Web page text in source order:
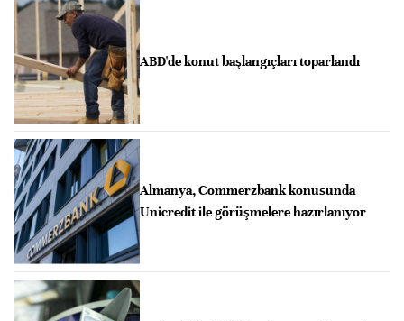
ABD'de konut başlangıçları toparlandı
Almanya, Commerzbank konusunda
Unicredit ile görüşmelere hazırlanıyor